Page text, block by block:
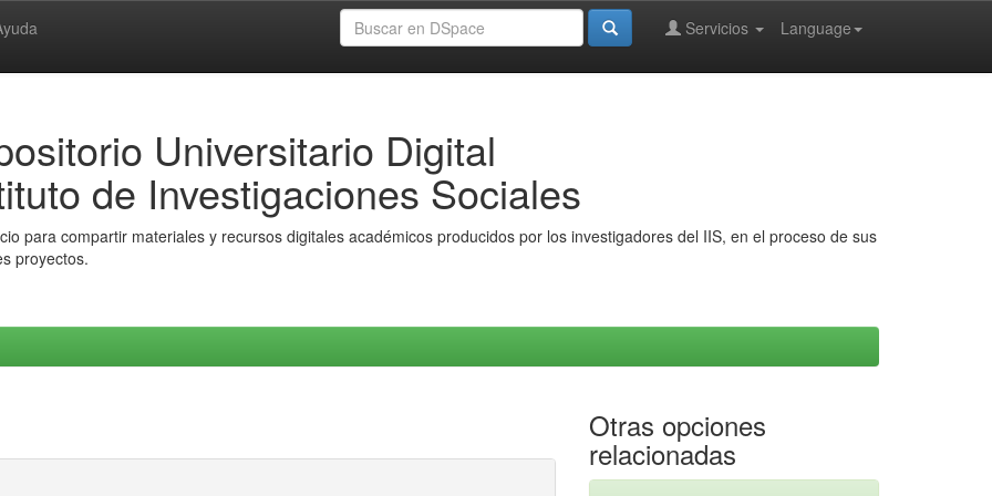
Language
Servicios
Universitario Digital
de Investigaciones Sociales
para compartir materiales y recursos digitales académicos producidos por los investigadores del IIS, en el proceso de sus
proyectos.
Otras opciones
relacionadas